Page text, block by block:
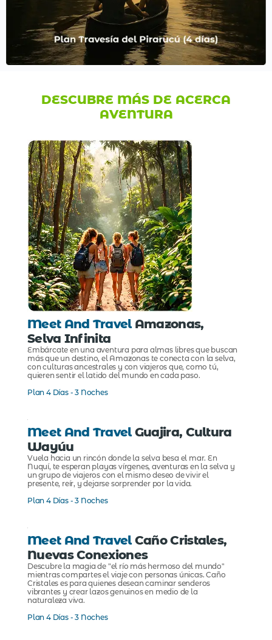
DESCUBRE MÁS DE ACERCA
AVENTURA
Meet And TravelAmazonas,
Selva Infinita
Embárcate en una aventura para almas libres que buscan
más que un destino, el Amazonas te conecta con la selva,
con culturas ancestrales y con viajeros que, como tú,
quieren sentir el latido del mundo en cada paso.
Plan 4 Días - 3 Noches
Meet And TravelGuajira, Cultura
Wayúu
Vuela hacia un rincón donde la selva besa el mar. En
Nuquí, te esperan playas vírgenes, aventuras en la selva y
un grupo de viajeros con el mismo deseo de vivir el
presente, reír, y dejarse sorprender por la vida.
Plan 4 Días - 3 Noches
Meet And TravelCaño Cristales,
Nuevas Conexiones
Descubre la magia de "el río más hermoso del mundo"
mientras compartes el viaje con personas únicas. Caño
Cristales es para quienes desean caminar senderos
vibrantes y crear lazos genuinos en medio de la
naturaleza viva.
Plan 4 Días - 3 Noches